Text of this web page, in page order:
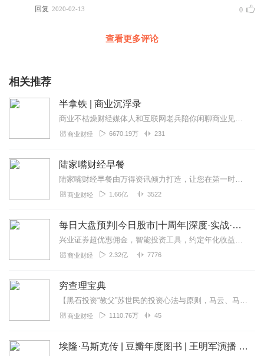
回复 2020-02-13 0
查看更多评论
相关推荐
半拿铁 | 商业沉浮录
商业不枯燥财经媒体人和互联网老兵陪你闲聊商业见闻。来杯半拿铁，边喝边唠。
商业财经 6670.19万 231
陆家嘴财经早餐
陆家嘴财经早餐由万得资讯倾力打造，让您在第一时间了解最全最新的财经资讯，上班族早上醒脑充电必备！（搜索微信公众号：Wind资讯或windzxsh，每天早晨推...
商业财经 1.66亿 3522
每日大盘预判|今日股市|十周年|深度·实战·干货
兴业证券超优惠佣⾦，智能投资⼯具，约定年化收益率最⾼8.xx%多的新客理财。1v1专⼈服务。点击链接开户>>讲师介绍华飞多维度看盘体系创始人股市实战派讲师...
商业财经 2.32亿 7776
穷查理宝典
【黑石投资“教父”苏世民的投资心法与原则，马云、马化腾都在学】点击了解：《苏世民：我的经验与教训》，正版有声书+大咖独家解读，助你读透巨富的投资逻辑。《穷查理宝...
商业财经 1110.76万 45
埃隆·马斯克传 | 豆瓣年度图书 | 王明军演播 | 首部且唯一由马斯克参与并公开推荐的个人传记，全球同步上市